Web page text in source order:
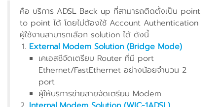
คือ บริการ ADSL Back up ที่สามารถติดตั้งเป็น point
to point ได้ โดยไม่ต้องใช้ Account Authentication
ผู้ใช้งานสามารถเลือก solution ได้ ดังนี้
External Modem Solution (Bridge Mode)
เคเอสซีจัดเตรียม Router ที่มี port
Ethernet/FastEthernet อย่างน้อยจำนวน 2
port
ผู้ให้บริการข่ายสายจัดเตรียม Modem